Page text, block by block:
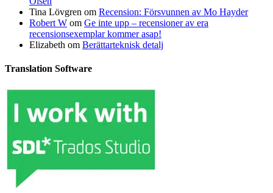
Tina Lövgren om Recension: Försvunnen av Mo Hayder
Robert W om Ge inte upp – recensioner av era
recensionsexemplar kommer asap!
Elizabeth om Berättarteknisk detalj
Translation Software